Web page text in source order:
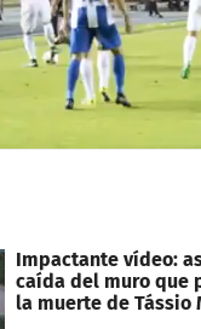
Impactante vídeo:
caída del muro que
la muerte de Tássio